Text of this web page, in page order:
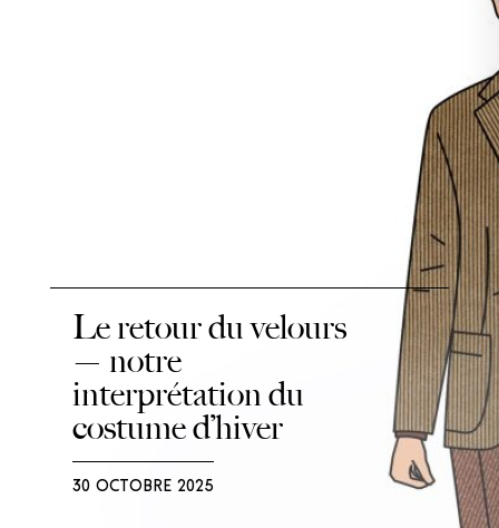
Le retour du velours
— notre
interprétation du
costume d’hiver
30 OCTOBRE 2025